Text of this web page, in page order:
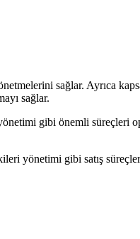
sağlar. Ayrıca
sağlar.
gibi önemli süreçleri
yönetimi gibi satış